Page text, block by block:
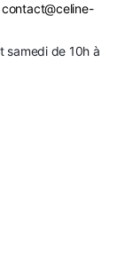
contact@celine-
samedi de 10h à